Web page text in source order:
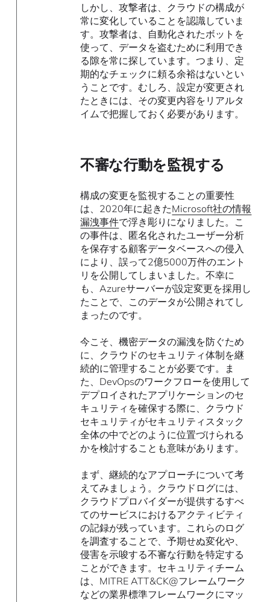
しかし、攻撃者は、クラウドの構成が
常に変化していることを認識していま
す。攻撃者は、自動化されたボットを
使って、データを盗むために利用でき
る隙を常に探しています。つまり、定
期的なチェックに頼る余裕はないとい
うことです。むしろ、設定が変更され
たときには、その変更内容をリアルタ
イムで把握しておく必要があります。
不審な行動を監視する
構成の変更を監視することの重要性
は、2020年に起きたMicrosoft社の情報
漏洩事件で浮き彫りになりました。こ
の事件は、匿名化されたユーザー分析
を保存する顧客データベースへの侵入
により、誤って2億5000万件のエント
リを公開してしまいました。不幸に
も、Azureサーバーが設定変更を採用し
たことで、このデータが公開されてし
まったのです。
今こそ、機密データの漏洩を防ぐため
に、クラウドのセキュリティ体制を継
続的に管理することが必要です。ま
た、DevOpsのワークフローを使用して
デプロイされたアプリケーションのセ
キュリティを確保する際に、クラウド
セキュリティがセキュリティスタック
全体の中でどのように位置づけられる
かを検討することも意味があります。
まず、継続的なアプローチについて考
えてみましょう。クラウドログには、
クラウドプロバイダーが提供するすべ
てのサービスにおけるアクティビティ
の記録が残っています。これらのログ
を調査することで、予期せぬ変化や、
侵害を示唆する不審な行動を特定する
ことができます。セキュリティチーム
は、MITRE ATT&CK@フレームワーク
などの業界標準フレームワークにマッ